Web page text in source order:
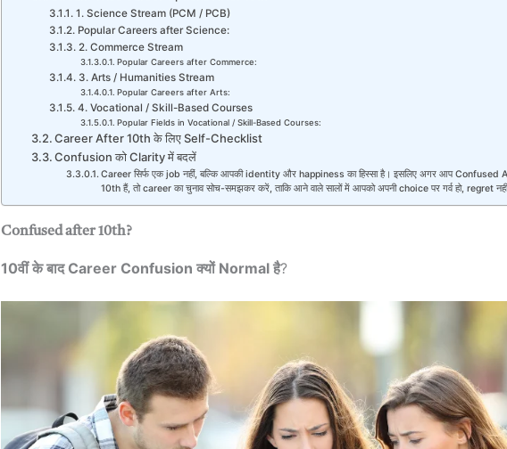
1. Science Stream (PCM / PCB)
Popular Careers after Science:
2. Commerce Stream
Popular Careers after Commerce:
3. Arts / Humanities Stream
Popular Careers after Arts:
4. Vocational / Skill-Based Courses
Popular Fields in Vocational / Skill-Based Courses:
Career After 10th के लिए Self-Checklist
Confusion को Clarity में बदलें
Career सिर्फ एक job नहीं, बल्कि आपकी identity और happiness का हिस्सा है। इसलिए अगर आप Confused
10th हैं, तो career का चुनाव सोच-समझकर करें, ताकि आने वाले सालों में आपको अपनी choice पर गर्व हो, regret
Confused after 10th?
10वीं के बाद Career Confusion क्यों Normal है?